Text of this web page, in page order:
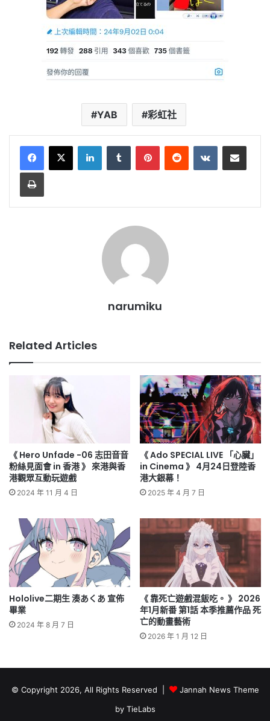
YAB 彩虹社
LinkedInTumblr PinterestReddit VKontakteShare via Email
Print
narumiku
Related Articles
《 Hero Unfade -06 志田音音
粉絲見面會 in 香港 》 來港與香
港觀眾互動玩遊戲
2024 年 11 月 4 日
《 Ado SPECIAL LIVE 「心臟」
in Cinema 》 4月24日登陸香
港大銀幕！
2025 年 4 月 7 日
Hololive二期生 湊あくあ 宣佈
畢業
2024 年 8 月 7 日
《 靠死亡遊戲混飯吃。 》 2026
年1月新番 第1話 本季推薦作品 死
亡的動畫藝術
2026 年 1 月 12 日
© Copyright 2026, All Rights Reserved |
Jannah News Theme
by TieLabs